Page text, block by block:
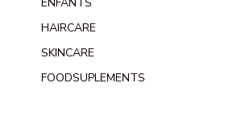
HAIRCARE
SKINCARE
FOODSUPLEMENTS